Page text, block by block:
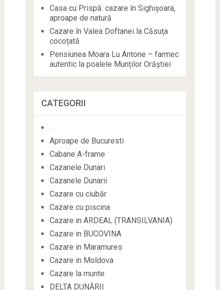
Casa cu Prispă: cazare în Sighișoara,
aproape de natură
Cazare în Valea Doftanei la Căsuța
cocoțată
Pensiunea Moara Lu Antone – farmec
autentic la poalele Munților Orăștiei
CATEGORII
.
Aproape de Bucuresti
Cabane A-frame
Cazanele Dunari
Cazanele Dunarii
Cazare cu ciubăr
Cazare cu piscina
Cazare in ARDEAL (TRANSILVANIA)
Cazare in BUCOVINA
Cazare in Maramures
Cazare in Moldova
Cazare la munte
DELTA DUNĂRII